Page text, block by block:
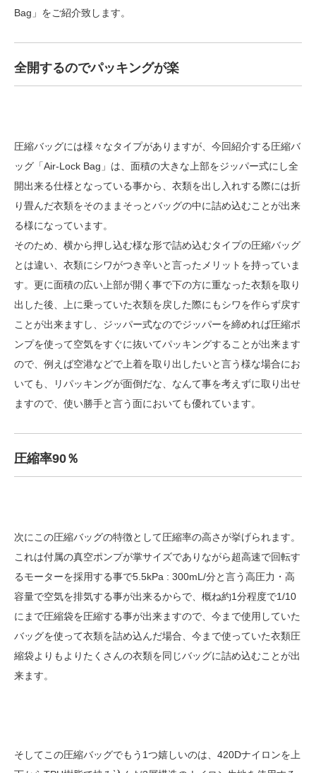
Bag」をご紹介致します。
全開するのでパッキングが楽
圧縮バッグには様々なタイプがありますが、今回紹介する圧縮バ
ッグ「Air-Lock Bag」は、面積の大きな上部をジッパー式にし全
開出来る仕様となっている事から、衣類を出し入れする際には折
り畳んだ衣類をそのままそっとバッグの中に詰め込むことが出来
る様になっています。
そのため、横から押し込む様な形で詰め込むタイプの圧縮バッグ
とは違い、衣類にシワがつき辛いと言ったメリットを持っていま
す。更に面積の広い上部が開く事で下の方に重なった衣類を取り
出した後、上に乗っていた衣類を戻した際にもシワを作らず戻す
ことが出来ますし、ジッパー式なのでジッパーを締めれば圧縮ポ
ンプを使って空気をすぐに抜いてパッキングすることが出来ます
ので、例えば空港などで上着を取り出したいと言う様な場合にお
いても、リパッキングが面倒だな、なんて事を考えずに取り出せ
ますので、使い勝手と言う面においても優れています。
圧縮率90％
次にこの圧縮バッグの特徴として圧縮率の高さが挙げられます。
これは付属の真空ポンプが掌サイズでありながら超高速で回転す
るモーターを採用する事で5.5kPa : 300mL/分と言う高圧力・高
容量で空気を排気する事が出来るからで、概ね約1分程度で1/10
にまで圧縮袋を圧縮する事が出来ますので、今まで使用していた
バッグを使って衣類を詰め込んだ場合、今まで使っていた衣類圧
縮袋よりもよりたくさんの衣類を同じバッグに詰め込むことが出
来ます。
そしてこの圧縮バッグでもう1つ嬉しいのは、420Dナイロンを上